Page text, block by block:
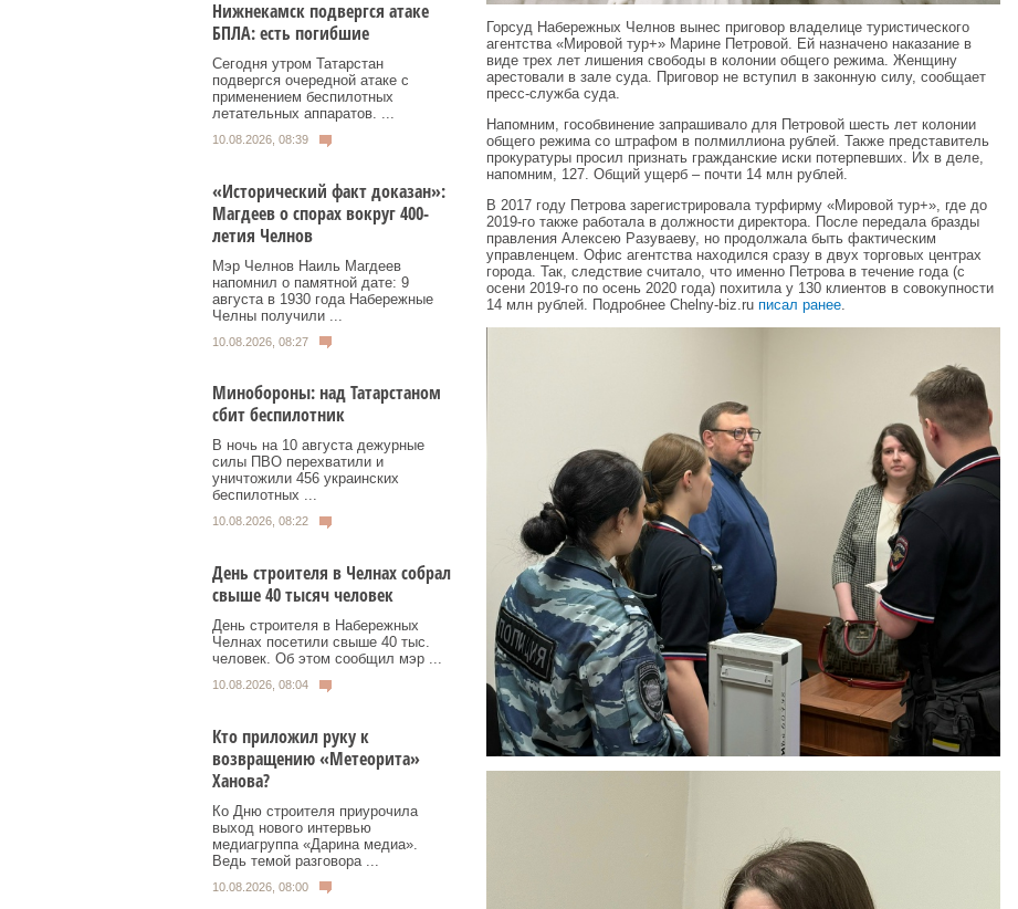
Нижнекамск подвергся атаке
БПЛА: есть погибшие
Сегодня утром Татарстан
подвергся очередной атаке с
применением беспилотных
летательных аппаратов. ...
10.08.2026, 08:39
«Исторический факт доказан»:
Магдеев о спорах вокруг 400-
летия Челнов
Мэр Челнов Наиль Магдеев
напомнил о памятной дате: 9
августа в 1930 года Набережные
Челны получили ...
10.08.2026, 08:27
Минобороны: над Татарстаном
сбит беспилотник
В ночь на 10 августа дежурные
силы ПВО перехватили и
уничтожили 456 украинских
беспилотных ...
10.08.2026, 08:22
День строителя в Челнах собрал
свыше 40 тысяч человек
День строителя в Набережных
Челнах посетили свыше 40 тыс.
человек. Об этом сообщил мэр ...
10.08.2026, 08:04
Кто приложил руку к
возвращению «Метеорита»
Ханова?
Ко Дню строителя приурочила
выход нового интервью
медиагруппа «Дарина медиа».
Ведь темой разговора ...
10.08.2026, 08:00
Горсуд Набережных Челнов вынес приговор владелице туристического
агентства «Мировой тур+» Марине Петровой. Ей назначено наказание в
виде трех лет лишения свободы в колонии общего режима. Женщину
арестовали в зале суда. Приговор не вступил в законную силу, сообщает
пресс-служба суда.
Напомним, гособвинение запрашивало для Петровой шесть лет колонии
общего режима со штрафом в полмиллиона рублей. Также представитель
прокуратуры просил признать гражданские иски потерпевших. Их в деле,
напомним, 127. Общий ущерб – почти 14 млн рублей.
В 2017 году Петрова зарегистрировала турфирму «Мировой тур+», где до
2019-го также работала в должности директора. После передала бразды
правления Алексею Разуваеву, но продолжала быть фактическим
управленцем. Офис агентства находился сразу в двух торговых центрах
города. Так, следствие считало, что именно Петрова в течение года (с
осени 2019-го по осень 2020 года) похитила у 130 клиентов в совокупности
14 млн рублей. Подробнее Chelny-biz.ru писал ранее.